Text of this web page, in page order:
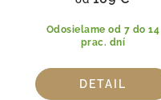
Odosielame od 7 do 14
prac. dní
DETAIL